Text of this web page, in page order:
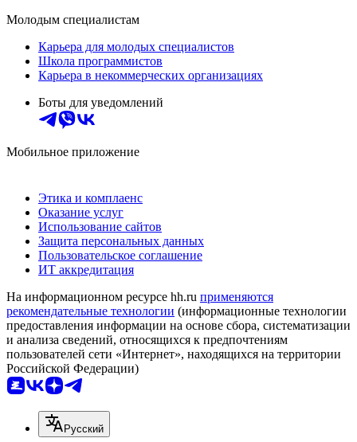
Молодым специалистам
Карьера для молодых специалистов
Школа программистов
Карьера в некоммерческих организациях
Боты для уведомлений
Мобильное приложение
Этика и комплаенс
Оказание услуг
Использование сайтов
Защита персональных данных
Пользовательское соглашение
ИТ аккредитация
На информационном ресурсе hh.ru применяются
рекомендательные технологии (информационные технологии
предоставления информации на основе сбора, систематизации
и анализа сведений, относящихся к предпочтениям
пользователей сети «Интернет», находящихся на территории
Российской Федерации)
Русский